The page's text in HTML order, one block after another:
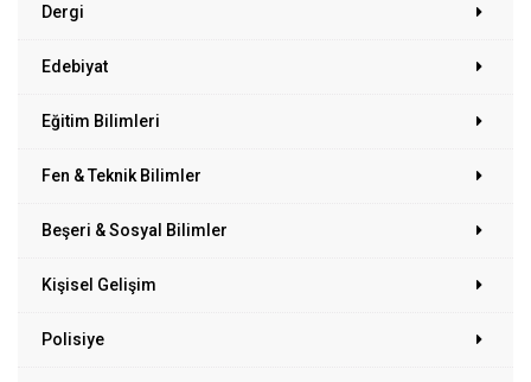
Dergi
Edebiyat
Eğitim Bilimleri
Fen & Teknik Bilimler
Beşeri & Sosyal Bilimler
Kişisel Gelişim
Polisiye